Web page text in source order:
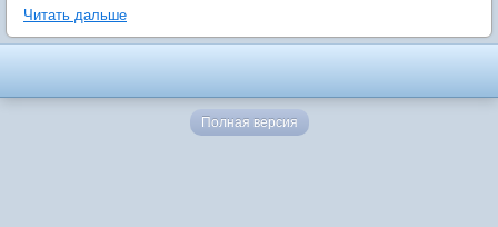
Читать дальше
Полная версия